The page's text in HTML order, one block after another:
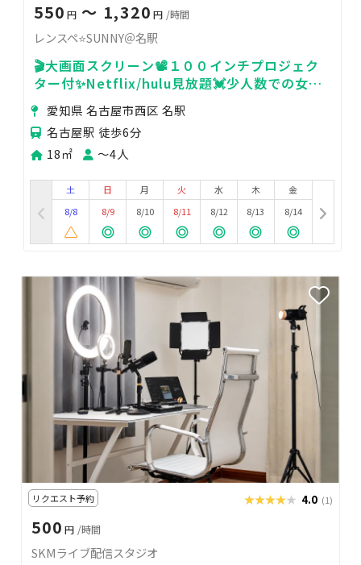
550 円〜 1,320 円 /時間
レンスペ⭐SUNNY＠名駅
🎬大画面スクリーン📽️１００インチプロジェク
ター付✨Netflix/hulu見放題💓少人数での女子
会、誕生日会、推し会、撮影に最適
愛知県 名古屋市西区 名駅
名古屋駅 徒歩6分
18㎡
〜4人
土
8/8
日
8/9
月
8/10
火
8/11
水
8/12
木
8/13
金
8/14
リクエスト予約 ★★★★★
★★★★★ 4.0 (1)
500 円 /時間
SKMライブ配信スタジオ